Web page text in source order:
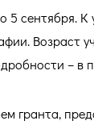
5 сентября.
Возраст
– в
гранта,